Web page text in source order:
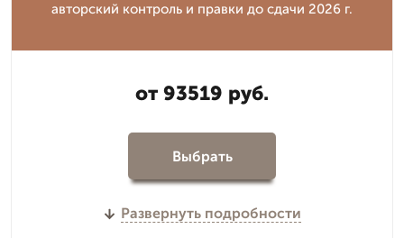
авторский контроль и правки до сдачи 2026 г.
от 93519 руб.
Выбрать
Развернуть подробности